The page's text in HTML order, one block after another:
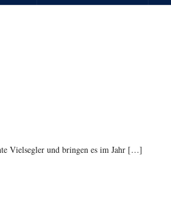
Vielsegler und bringen es im Jahr […]